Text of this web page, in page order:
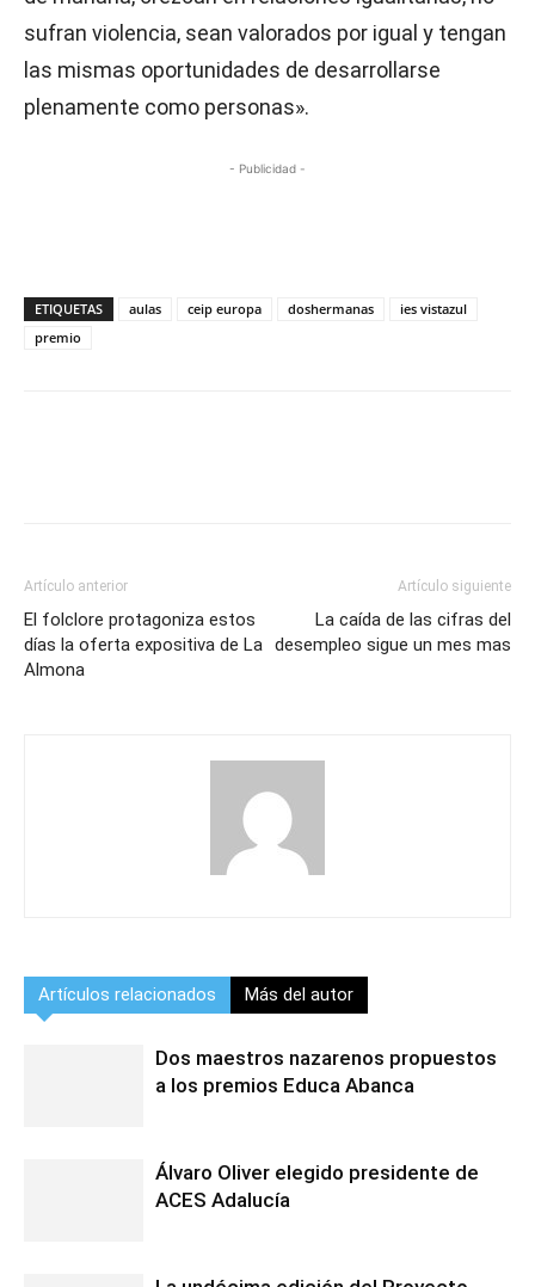
sufran violencia, sean valorados por igual y tengan
las mismas oportunidades de desarrollarse
plenamente como personas».
- Publicidad -
ETIQUETAS aulas ceip europa doshermanas
ies vistazul
premio
Artículo anterior
El folclore protagoniza estos
días la oferta expositiva de La
Almona
Artículo siguiente
La caída de las cifras del
desempleo sigue un mes mas
Artículos relacionados Más del autor
Dos maestros nazarenos propuestos
a los premios Educa Abanca
Álvaro Oliver elegido presidente de
ACES Adalucía